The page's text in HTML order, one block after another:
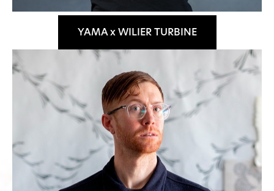
YAMA x WILIER TURBINE